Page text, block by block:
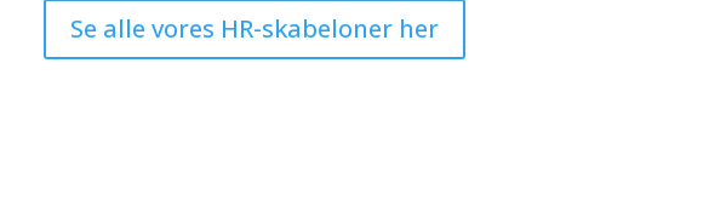
Se alle vores HR-skabeloner her